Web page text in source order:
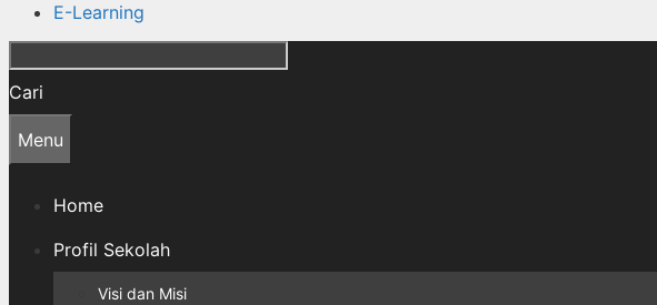
E-Learning
Cari
Menu
Home
Profil Sekolah
Visi dan Misi